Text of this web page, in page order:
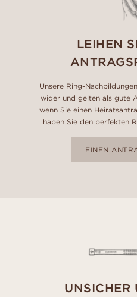
LEIHEN
Unsere Ring-
wider und gelten als gute
wenn Sie einen
haben Sie den perfekten
EINEN
UNSICHER